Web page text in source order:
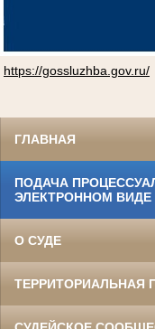
https://gossluzhba.gov.ru/
ГЛАВНАЯ
ПОДАЧА
ЭЛЕКТРОННОМ ВИДЕ
О СУДЕ
ТЕРРИТОРИАЛЬНАЯ